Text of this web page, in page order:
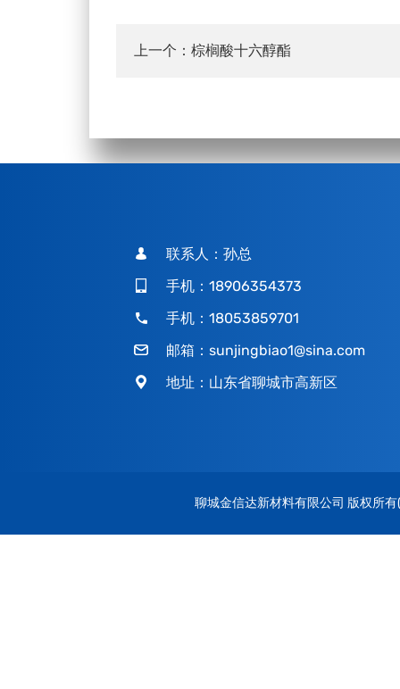
上一个： 棕榈酸十六醇酯
联系人：孙总
手机：18906354373
手机：18053859701
邮箱： sunjingbiao1@sina.com
地址：山东省聊城市高新区
聊城金信达新材料有限公司 版权所